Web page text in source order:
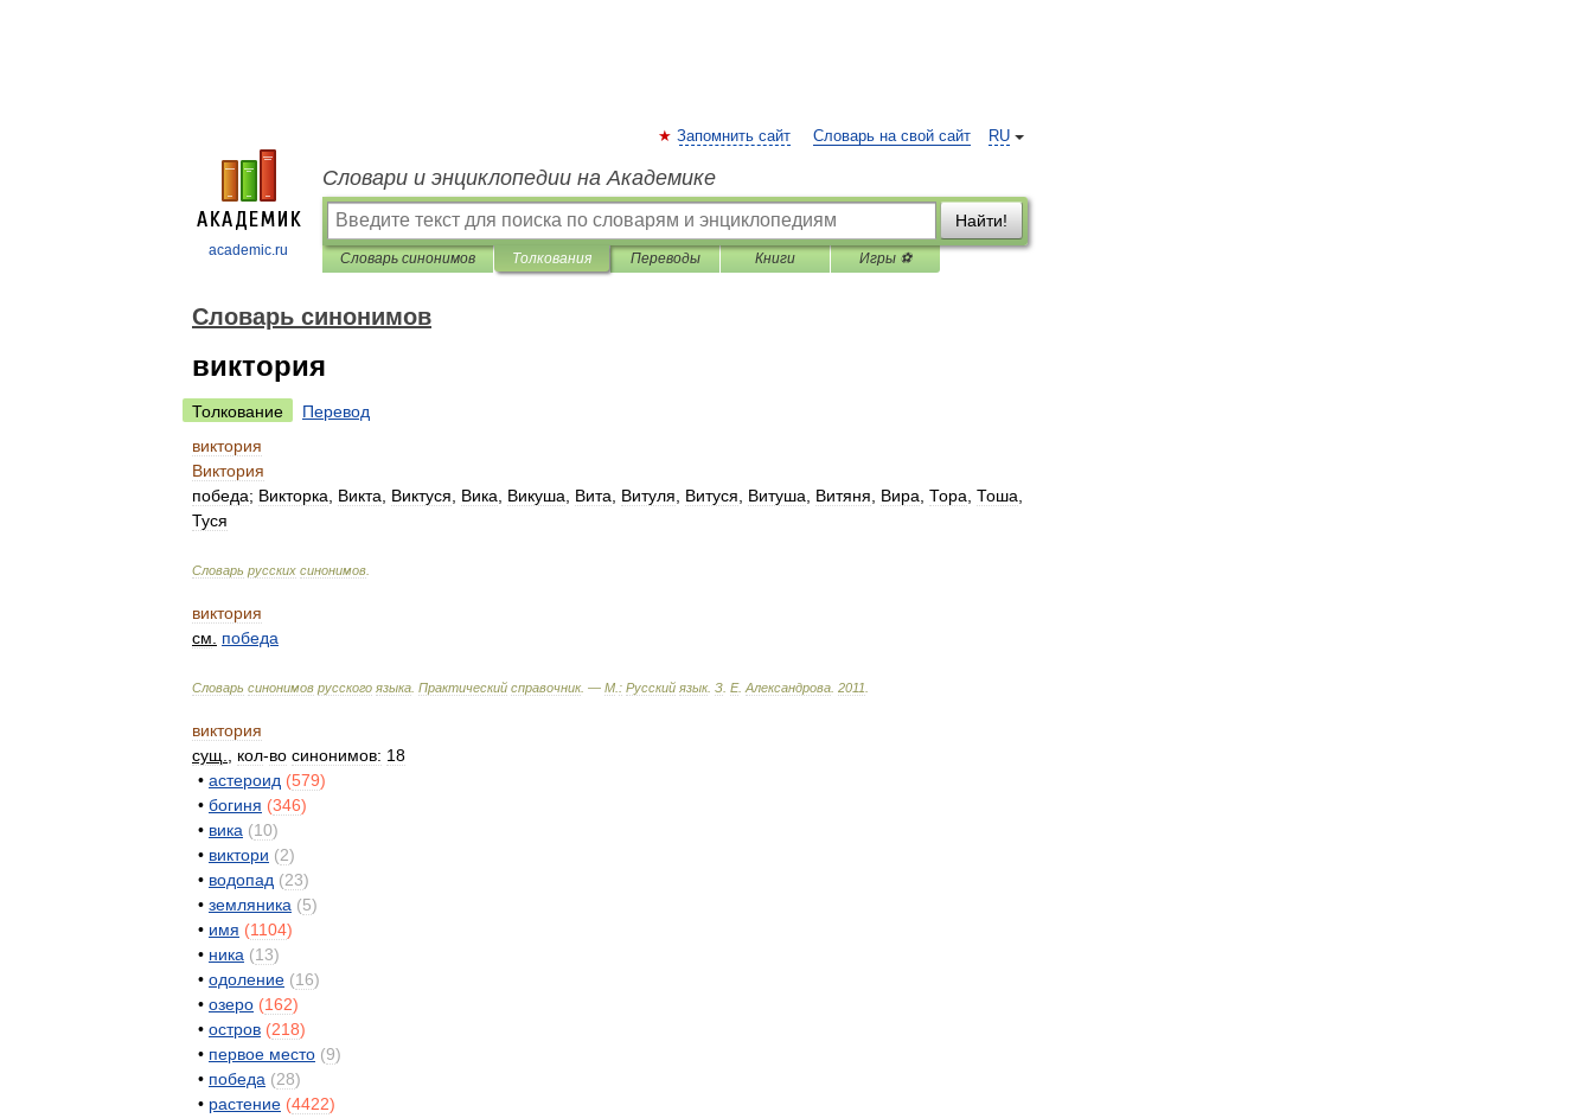
academic.ru
RU
Запомнить сайт Словарь на свой сайт
Словари и энциклопедии на Академике
Найти!
Словарь синонимов Толкования Переводы Книги Игры ⚽
Словарь синонимов
виктория
Толкование
Перевод
виктория
Виктория
победа; Викторка Викта Виктуся Вика Викуша Вита Витуля Витуся Витуша Витяня Вира Тора Тоша
Туся
Словарь русских синонимов
виктория
см
победа
Словарь синонимов русского языка Практический справочник. — М : Русский язык. З Е. Александрова 2011
виктория
сущ
кол-во синонимов: 18
• астероид (579)
• богиня (346)
• вика (10)
• виктори (2)
• водопад (23)
• земляника (5)
• имя (1104)
• ника (13)
• одоление (16)
• озеро (162)
• остров (218)
• первое место (9)
• победа (28)
• растение (4422)